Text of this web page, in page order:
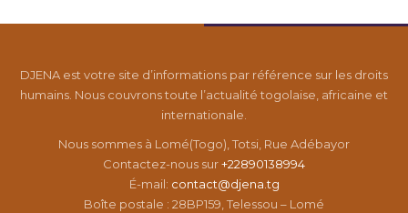
DJENA est votre site d’informations par référence sur les droits
humains. Nous couvrons toute l’actualité togolaise, africaine et
internationale.
Nous sommes à Lomé(Togo), Totsi, Rue Adébayor
Contactez-nous sur+22890138994
É-mail: contact@djena.tg
Boîte postale : 28BP159, Telessou – Lomé